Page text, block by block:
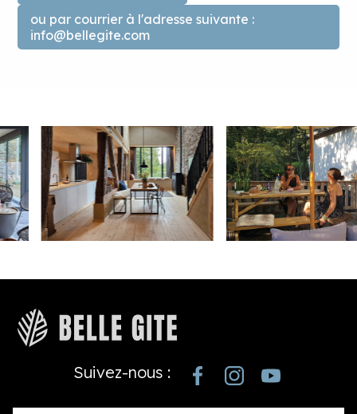
ou par courrier à l'adresse suivante :
info@bellegite.com
Suivez-nous :